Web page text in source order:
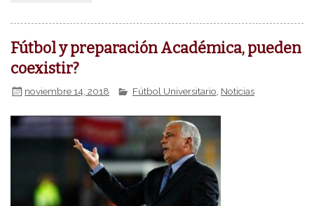
Fútbol y preparación Académica, pueden
coexistir?
noviembre 14, 2018 Fútbol Universitario Noticias